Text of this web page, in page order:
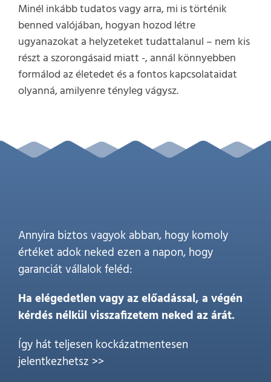
Minél inkább tudatos vagy arra, mi is történik
benned valójában, hogyan hozod létre
ugyanazokat a helyzeteket tudattalanul – nem kis
részt a szorongásaid miatt -, annál könnyebben
formálod az életedet és a fontos kapcsolataidat
olyanná, amilyenre tényleg vágysz.
Annyira biztos vagyok abban, hogy komoly
értéket adok neked ezen a napon, hogy
garanciát vállalok feléd:
Ha elégedetlen vagy az előadással, a végén
kérdés nélkül visszafizetem neked az árát.
Így hát teljesen kockázatmentesen
jelentkezhetsz >>